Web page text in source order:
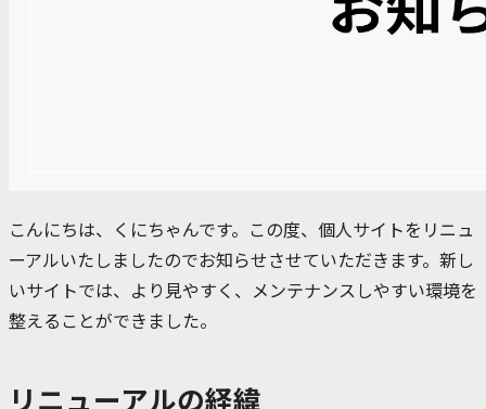
こんにちは、くにちゃんです。この度、個人サイトをリニュ
ーアルいたしましたのでお知らせさせていただきます。新し
いサイトでは、より見やすく、メンテナンスしやすい環境を
整えることができました。
リニューアルの経緯